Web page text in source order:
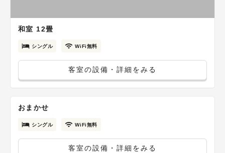
和室 12畳
シングル WiFi無料
客室の設備・詳細をみる
おまかせ
シングル WiFi無料
客室の設備・詳細をみる